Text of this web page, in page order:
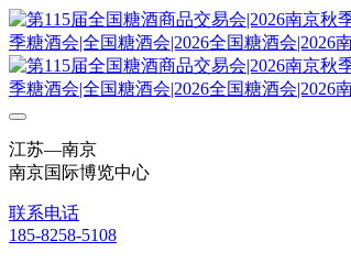
江苏—南京
南京国际博览中心
联系电话
185-8258-5108